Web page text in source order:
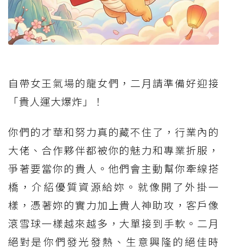
自帶女王氣場的龍女們，二月請準備好迎接
「貴人運大爆炸」！
你們的才華和努力真的藏不住了，行業內的
大佬、合作夥伴都被你的魅力和專業折服，
爭著要當你的貴人。他們會主動幫你牽線搭
橋，介紹優質資源給妳。就像開了外掛一
樣，憑著妳的實力加上貴人神助攻，客戶像
滾雪球一樣越來越多，大單接到手軟。二月
絕對是你們發光發熱、生意興隆的絕佳時